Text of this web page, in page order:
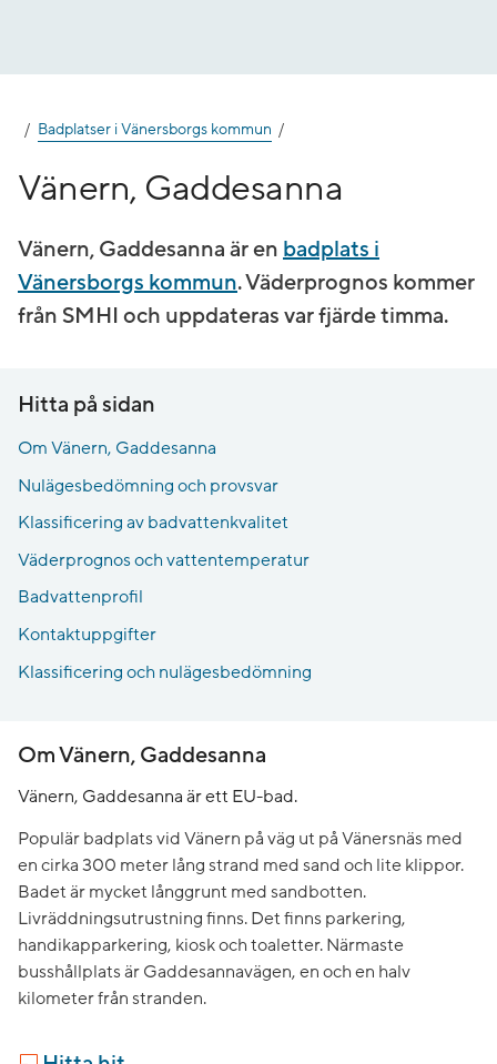
Badplatser i Vänersborgs kommun
Vänern, Gaddesanna
Vänern, Gaddesanna är en badplats i
Vänersborgs kommun. Väderprognos kommer
från SMHI och uppdateras var fjärde timma.
Hitta på sidan
Om Vänern, Gaddesanna
Nulägesbedömning och provsvar
Klassificering av badvattenkvalitet
Väderprognos och vattentemperatur
Badvattenprofil
Kontaktuppgifter
Klassificering och nulägesbedömning
Om Vänern, Gaddesanna
Vänern, Gaddesanna är ett EU-bad.
Populär badplats vid Vänern på väg ut på Vänersnäs med
en cirka 300 meter lång strand med sand och lite klippor.
Badet är mycket långgrunt med sandbotten.
Livräddningsutrustning finns. Det finns parkering,
handikapparkering, kiosk och toaletter. Närmaste
busshållplats är Gaddesannavägen, en och en halv
kilometer från stranden.